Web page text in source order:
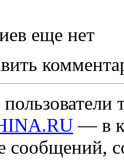
еще нет
— в
сообщений,